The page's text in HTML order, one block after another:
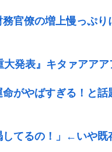
官僚の増上慢っぷ
発表』キタァアアア
がやばすぎる！と
してるの！」←いや